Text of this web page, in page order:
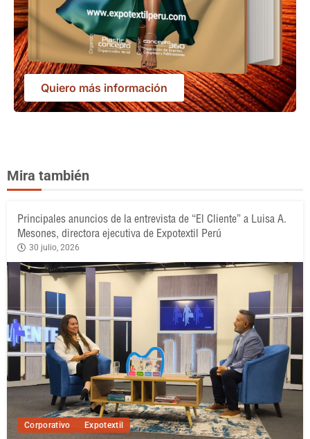
Quiero más información
Mira también
Corporativo Expotextil
Principales anuncios de la entrevista de “El Cliente” a Luisa A.
Mesones, directora ejecutiva de Expotextil Perú
30 julio, 2026